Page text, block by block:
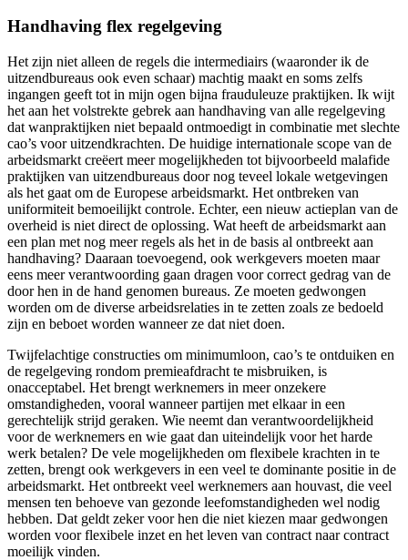
Handhaving flex regelgeving
Het zijn niet alleen de regels die intermediairs (waaronder ik de
uitzendbureaus ook even schaar) machtig maakt en soms zelfs
ingangen geeft tot in mijn ogen bijna frauduleuze praktijken. Ik wijt
het aan het volstrekte gebrek aan handhaving van alle regelgeving
dat wanpraktijken niet bepaald ontmoedigt in combinatie met slechte
cao’s voor uitzendkrachten. De huidige internationale scope van de
arbeidsmarkt creëert meer mogelijkheden tot bijvoorbeeld malafide
praktijken van uitzendbureaus door nog teveel lokale wetgevingen
als het gaat om de Europese arbeidsmarkt. Het ontbreken van
uniformiteit bemoeilijkt controle. Echter, een nieuw actieplan van de
overheid is niet direct de oplossing. Wat heeft de arbeidsmarkt aan
een plan met nog meer regels als het in de basis al ontbreekt aan
handhaving? Daaraan toevoegend, ook werkgevers moeten maar
eens meer verantwoording gaan dragen voor correct gedrag van de
door hen in de hand genomen bureaus. Ze moeten gedwongen
worden om de diverse arbeidsrelaties in te zetten zoals ze bedoeld
zijn en beboet worden wanneer ze dat niet doen.
Twijfelachtige constructies om minimumloon, cao’s te ontduiken en
de regelgeving rondom premieafdracht te misbruiken, is
onacceptabel. Het brengt werknemers in meer onzekere
omstandigheden, vooral wanneer partijen met elkaar in een
gerechtelijk strijd geraken. Wie neemt dan verantwoordelijkheid
voor de werknemers en wie gaat dan uiteindelijk voor het harde
werk betalen? De vele mogelijkheden om flexibele krachten in te
zetten, brengt ook werkgevers in een veel te dominante positie in de
arbeidsmarkt. Het ontbreekt veel werknemers aan houvast, die veel
mensen ten behoeve van gezonde leefomstandigheden wel nodig
hebben. Dat geldt zeker voor hen die niet kiezen maar gedwongen
worden voor flexibele inzet en het leven van contract naar contract
moeilijk vinden.